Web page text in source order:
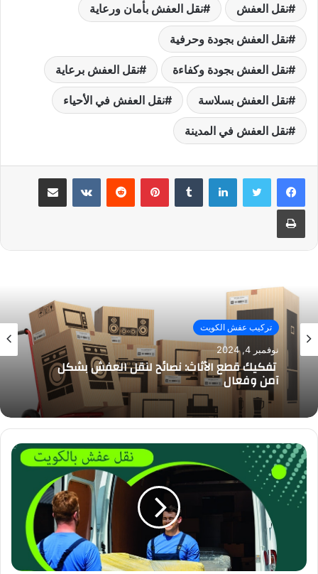
نقل العفش نقل العفش بأمان ورعاية
نقل العفش بجودة وحرفية
نقل العفش بجودة وكفاءة نقل العفش برعاية
نقل العفش بسلاسة نقل العفش في الأحياء
نقل العفش في المدينة
لينكدإن بينتيريست مشاركة عبر البريد
طباعة
تركيب عفش الكويت
نوفمبر 4, 2024
تفكيك قطع الأثاث: نصائح لنقل العفش بشكل
آمن وفعال